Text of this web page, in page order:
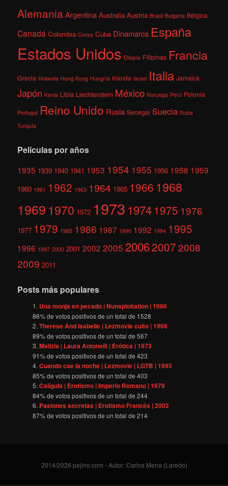
AlemaniaArgentina Australia Austria Brasil Bulgaria Bélgica
Canadá Colombia Corea Cuba Dinamarca España
Estados Unidos Etiopía Filipinas Francia
Grecia Holanda Hong Kong Hungría Irlanda Israel Italia Jamaica
Japón Kenia Libia Liechtenstein México Noruega Perú Polonia
Portugal Reino Unido Rusia Senegal Suecia Suiza
Turquía
Películas por años
1935 1939 1940 1941 1953 1954 1955 1956 1958 1959
1960 1961 1962 1963 1964 1965 1966 1968
1969 1970 1972 1973 1974 1975 1976
1977 1979 1985 1986 1987 1990 1992 1994 1995
1996 1997 2000 2001 2002 2005 200620072008
2009 2011
Posts más populares
Una monja en pecado | Nunsploitation | 1986
86% de votos positivos de un total de 1528
Therese And Isabelle | Lezmovie culto | 1968
89% de votos positivos de un total de567
Malizia | Laura Antonelli | Erótica | 1973
91% de votos positivos de un total de423
Cuando cae la noche | Lezmovie | LGTB | 1995
85% de votos positivos de un total de403
Calígula | Erotismo | Imperio Romano | 1979
84% de votos positivos de un total de244
Pasiones secretas | Erotismo Francés | 2002
87% de votos positivos de un total de214
2014/2026 pejino.com - Autor: Carlos Mena (Laredo)